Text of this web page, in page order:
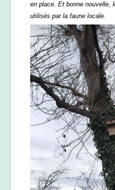
en place. Et bonne nouvelle,
utilisés par la faune locale.